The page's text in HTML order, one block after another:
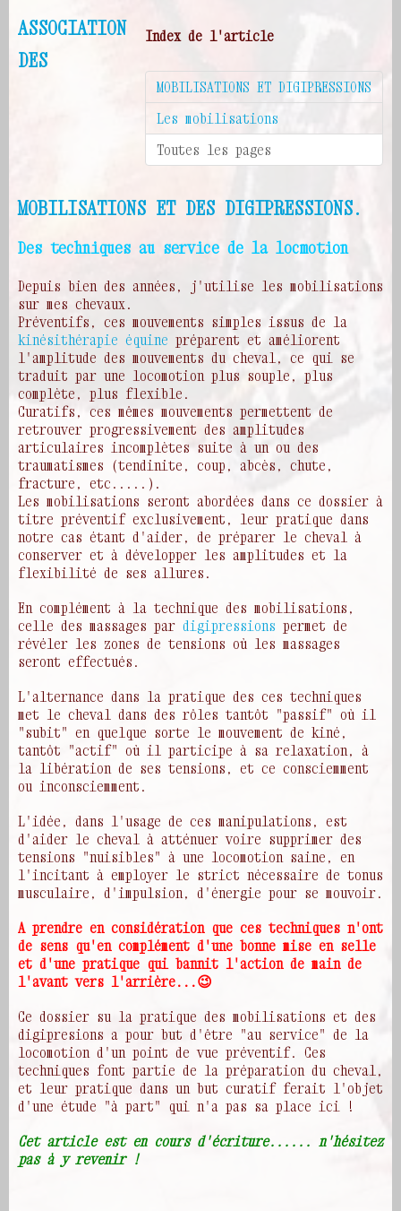
Index de l'article
MOBILISATIONS ET DIGIPRESSIONS
Les mobilisations
Toutes les pages
ASSOCIATION
DES
MOBILISATIONS ET DES DIGIPRESSIONS.
Des techniques au service de la locmotion
Depuis bien des années, j'utilise les mobilisations
sur mes chevaux.
Préventifs, ces mouvements simples issus de la
kinésithérapie équine préparent et améliorent
l'amplitude des mouvements du cheval, ce qui se
traduit par une locomotion plus souple, plus
complète, plus flexible.
Curatifs, ces mêmes mouvements permettent de
retrouver progressivement des amplitudes
articulaires incomplètes suite à un ou des
traumatismes (tendinite, coup, abcès, chute,
fracture, etc.....).
Les mobilisations seront abordées dans ce dossier à
titre préventif exclusivement, leur pratique dans
notre cas étant d'aider, de préparer le cheval à
conserver et à développer les amplitudes et la
flexibilité de ses allures.
En complément à la technique des mobilisations,
celle des massages par digipressions permet de
révéler les zones de tensions où les massages
seront effectués.
L'alternance dans la pratique des ces techniques
met le cheval dans des rôles tantôt "passif" où il
"subit" en quelque sorte le mouvement de kiné,
tantôt "actif" où il participe à sa relaxation, à
la libération de ses tensions, et ce consciemment
ou inconsciemment.
L'idée, dans l'usage de ces manipulations, est
d'aider le cheval à atténuer voire supprimer des
tensions "nuisibles" à une locomotion saine, en
l'incitant à employer le strict nécessaire de tonus
musculaire, d'impulsion, d'énergie pour se mouvoir.
A prendre en considération que ces techniques n'ont
de sens qu'en complément d'une bonne mise en selle
et d'une pratique qui bannit l'action de main de
l'avant vers l'arrière...😉
Ce dossier su la pratique des mobilisations et des
digipresions a pour but d'être "au service" de la
locomotion d'un point de vue préventif. Ces
techniques font partie de la préparation du cheval,
et leur pratique dans un but curatif ferait l'objet
d'une étude "à part" qui n'a pas sa place ici !
Cet article est en cours d'écriture...... n'hésitez
pas à y revenir !